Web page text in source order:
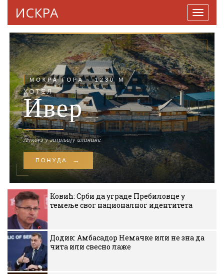
ИСКРА
Ковић: Срби да уграде Пребиловце у
темеље свог националног идентитета
Додик: Амбасадор Немачке или не зна да
чита или свесно лаже